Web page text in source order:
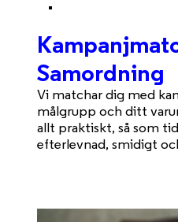
Samordning
Vi matchar dig med
målgrupp och ditt
allt praktiskt, så som
efterlevnad, smidigt